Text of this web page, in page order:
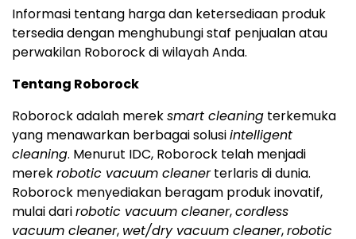
Informasi tentang harga dan ketersediaan produk
tersedia dengan menghubungi staf penjualan atau
perwakilan Roborock di wilayah Anda.
Tentang Roborock
Roborock adalah mereksmart cleaning terkemuka
yang menawarkan berbagai solusiintelligent
cleaning. Menurut IDC, Roborock telah menjadi
merekrobotic vacuum cleanerterlaris di dunia.
Roborock menyediakan beragam produk inovatif,
mulai darirobotic vacuum cleaner,cordless
vacuum cleaner, wet/dry vacuum cleaner,robotic